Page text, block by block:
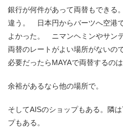
銀行が何件があって両替もでき
違う。 日本円からバーツへ空港
よかった。 ニマンヘミンやサン
両替のレートがよい場所がないの
必要だったらMAYAで両替するの
余裕があるなら他の場所で。
そしてAISのショップもある。隣
プもある。